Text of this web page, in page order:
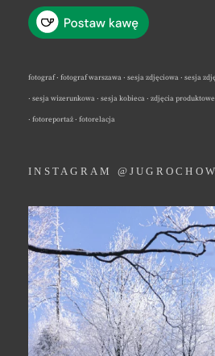
fotograf · fotograf warszawa · sesja zdjęciowa · sesja
· sesja wizerunkowa · sesja kobieca · zdjęcia
· fotoreportaż · fotorelacja
INSTAGRAM